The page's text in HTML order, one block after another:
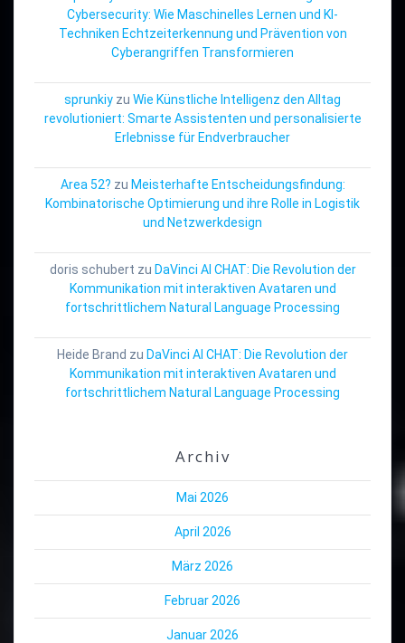
Cybersecurity: Wie Maschinelles Lernen und KI-
Techniken Echtzeiterkennung und Prävention von
Cyberangriffen Transformieren
sprunkiy zu Wie Künstliche Intelligenz den Alltag
revolutioniert: Smarte Assistenten und personalisierte
Erlebnisse für Endverbraucher
Area 52? zu Meisterhafte Entscheidungsfindung:
Kombinatorische Optimierung und ihre Rolle in Logistik
und Netzwerkdesign
doris schubert zu DaVinci AI CHAT: Die Revolution der
Kommunikation mit interaktiven Avataren und
fortschrittlichem Natural Language Processing
Heide Brand zu DaVinci AI CHAT: Die Revolution der
Kommunikation mit interaktiven Avataren und
fortschrittlichem Natural Language Processing
Archiv
Mai 2026
April 2026
März 2026
Februar 2026
Januar 2026